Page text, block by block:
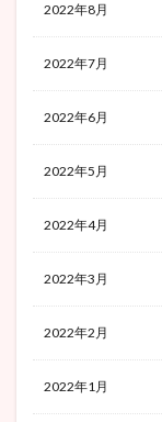
2022年8月
2022年7月
2022年6月
2022年5月
2022年4月
2022年3月
2022年2月
2022年1月